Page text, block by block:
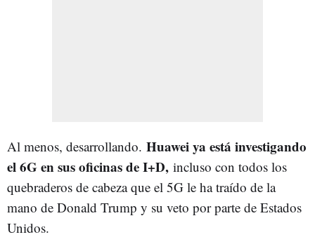
Al menos, desarrollando. Huawei ya está investigando
el 6G en sus oficinas de I+D, incluso con todos los
quebraderos de cabeza que el 5G le ha traído de la
mano de Donald Trump y su veto por parte de Estados
Unidos.